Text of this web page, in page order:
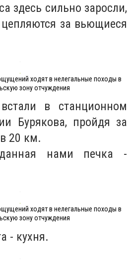
здесь сильно заросли,
за вьющиеся
ходят в нелегальные походы в
зону отчуждения
в станционном
Бурякова, пройдя за
20 км.
нами печка -
ходят в нелегальные походы в
зону отчуждения
- кухня.